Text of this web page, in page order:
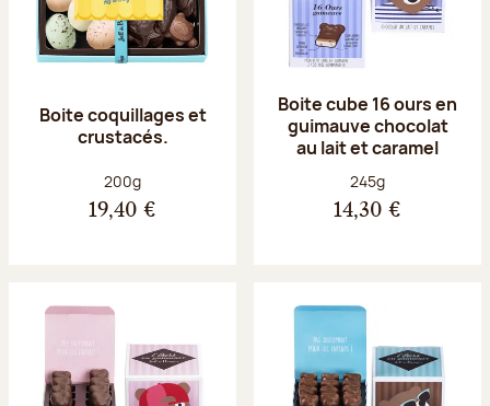
Boite coquillages et
crustacés.
Poids net :
200g
19,40 €
Boite cube 16 ours en
guimauve chocolat
au lait et caramel
Poids net :
245g
14,30 €